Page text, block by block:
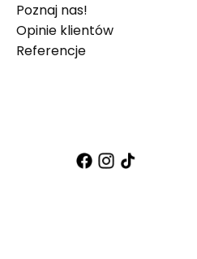
Poznaj nas!
Opinie klientów
Referencje